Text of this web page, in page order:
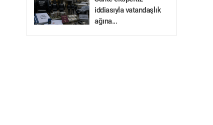
iddiasıyla vatandaşlık
ağına...